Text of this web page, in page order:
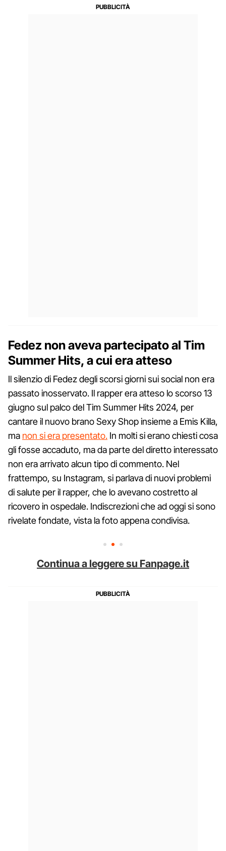
Fedez non aveva partecipato al Tim
Summer Hits, a cui era atteso
Il silenzio di Fedez degli scorsi giorni sui social non era
passato inosservato. Il rapper era atteso lo scorso 13
giugno sul palco del Tim Summer Hits 2024, per
cantare il nuovo brano Sexy Shop insieme a Emis Killa,
ma non si era presentato. In molti si erano chiesti cosa
gli fosse accaduto, ma da parte del diretto interessato
non era arrivato alcun tipo di commento. Nel
frattempo, su Instagram, si parlava di nuovi problemi
di salute per il rapper, che lo avevano costretto al
ricovero in ospedale. Indiscrezioni che ad oggi si sono
rivelate fondate, vista la foto appena condivisa.
Continua a leggere su Fanpage.it